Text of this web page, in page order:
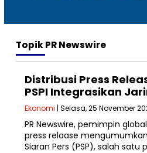
TopikPR Newswire
Distribusi Press
PSPI Integrasikan
Ekonomi | Selasa, 25 November
PR Newswire, pemimpin
press relaase
Siaran Pers (PSP), salah